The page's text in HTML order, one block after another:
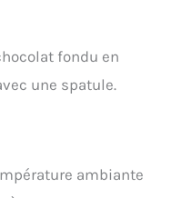
fondu en
une spatule.
ambiante